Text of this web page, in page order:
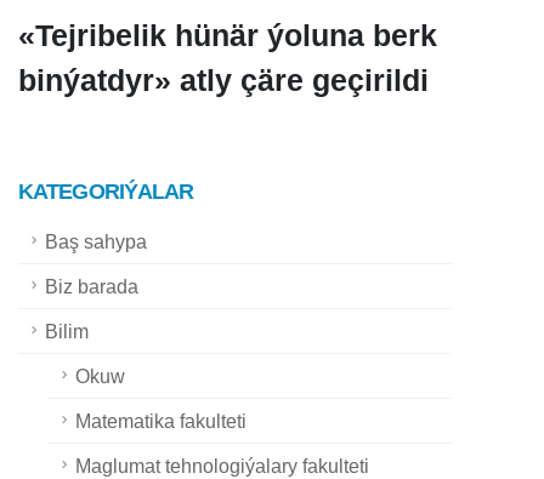
«Tejribelik hünär ýoluna berk
binýatdyr» atly çäre geçirildi
KATEGORIÝALAR
Baş sahypa
Biz barada
Bilim
Okuw
Matematika fakulteti
Maglumat tehnologiýalary fakulteti